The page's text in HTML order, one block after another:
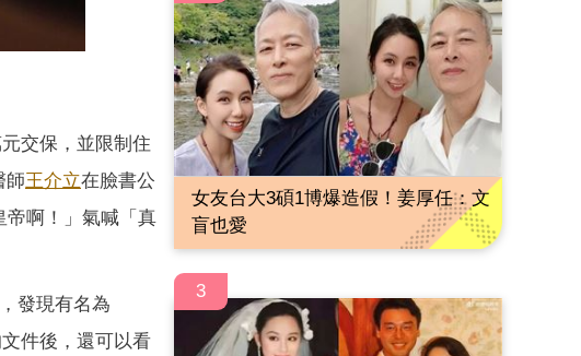
交保，並限制住
師王介立在臉書公
帝啊！」氣喊「真
發現有名為
件後，還可以看
女友台大3碩1博爆造假！姜厚任：文
盲也愛
3